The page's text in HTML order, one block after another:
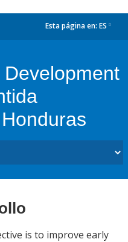
Esta página en: ES
is to improve early